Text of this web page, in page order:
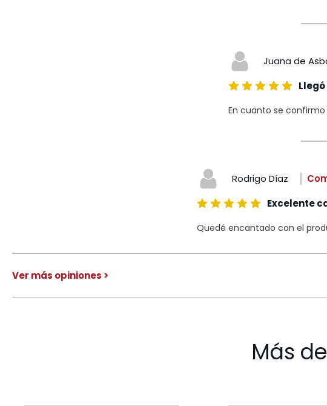
Juana de
En cuanto se
Rodrigo Díaz
Excelente
Quedé encantado con el
Ver más opiniones >
Más